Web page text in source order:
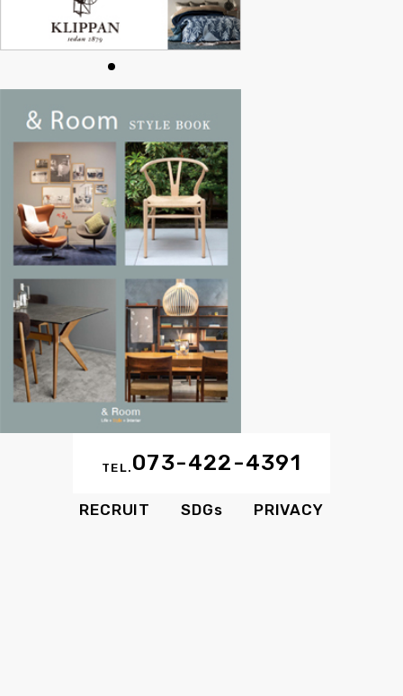
MAIL
TEL.073-422-4391
RECRUIT SDGs PRIVACY